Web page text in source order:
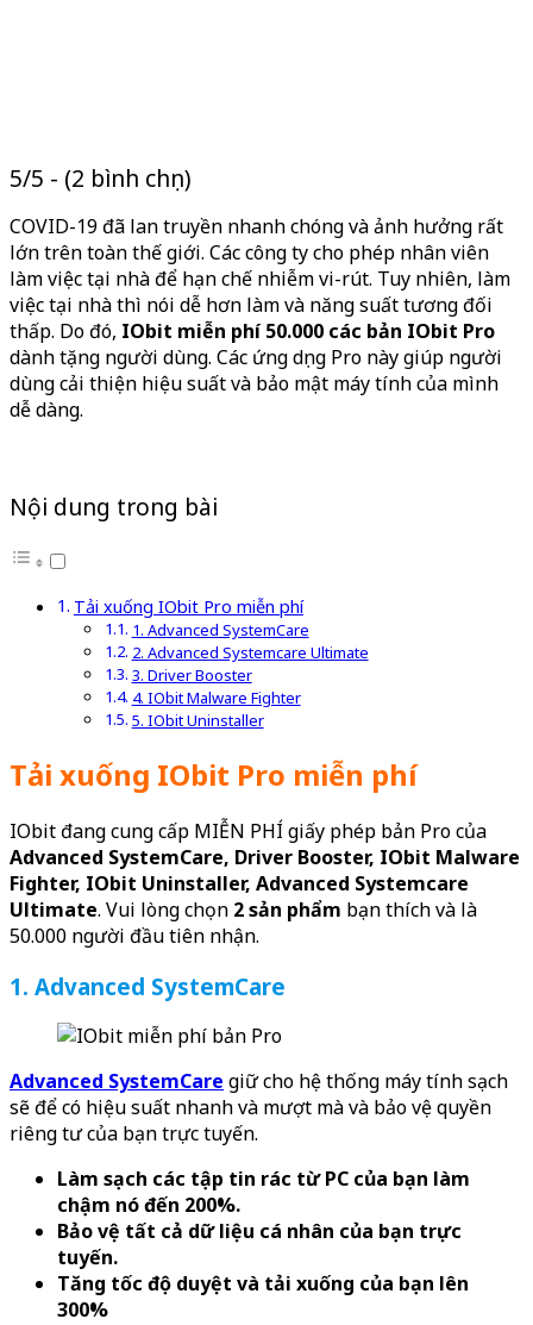
5/5 - (2 bình chọn)
COVID-19 đã lan truyền nhanh chóng và ảnh hưởng rất
lớn trên toàn thế giới. Các công ty cho phép nhân viên
làm việc tại nhà để hạn chế nhiễm vi-rút. Tuy nhiên, làm
việc tại nhà thì nói dễ hơn làm và năng suất tương đối
thấp. Do đó, IObit miễn phí 50.000 các bản IObit Pro
dành tặng người dùng. Các ứng dụng Pro này giúp người
dùng cải thiện hiệu suất và bảo mật máy tính của mình
dễ dàng.
Nội dung trong bài
Tải xuống IObit Pro miễn phí
1. Advanced SystemCare
2. Advanced Systemcare Ultimate
3. Driver Booster
4. IObit Malware Fighter
5. IObit Uninstaller
Tải xuống IObit Pro miễn phí
IObit đang cung cấp MIỄN PHÍ giấy phép bản Pro của
Advanced SystemCare, Driver Booster, IObit Malware
Fighter, IObit Uninstaller, Advanced Systemcare
Ultimate. Vui lòng chọn 2 sản phẩm bạn thích và là
50.000 người đầu tiên nhận.
1. Advanced SystemCare
Advanced SystemCare giữ cho hệ thống máy tính sạch
sẽ để có hiệu suất nhanh và mượt mà và bảo vệ quyền
riêng tư của bạn trực tuyến.
Làm sạch các tập tin rác từ PC của bạn làm
chậm nó đến 200%.
Bảo vệ tất cả dữ liệu cá nhân của bạn trực
tuyến.
Tăng tốc độ duyệt và tải xuống của bạn lên
300%